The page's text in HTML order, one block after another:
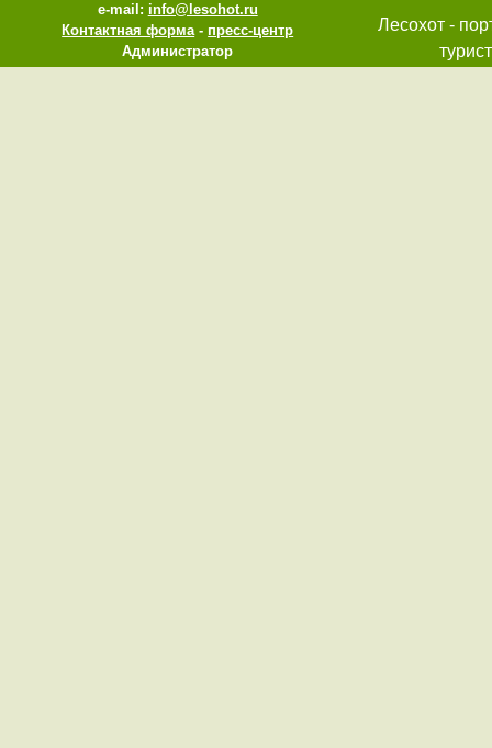
e-mail: info@lesohot.ru
Контактная форма-пресс-центр
Администратор
Лесохот -